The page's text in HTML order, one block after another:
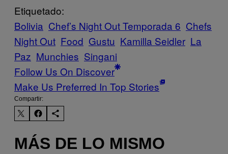
Etiquetado:
Bolivia Chef’s Night Out Temporada 6 Chefs
Night Out Food Gustu Kamilla Seidler La
Paz Munchies Singani
Follow Us On Discover
Make Us Preferred In Top Stories
Compartir:
MÁS DE LO MISMO